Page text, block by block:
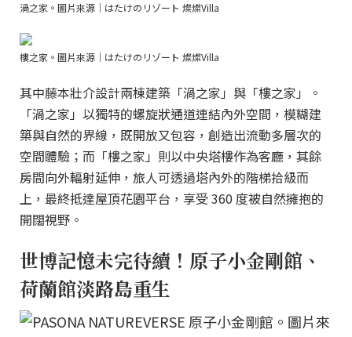
渦之家。圖片來源｜はたけのリゾート 燦燦Villa
樓之家。圖片來源｜はたけのリゾート 燦燦Villa
其中藤本壯介設計兩棟建築「渦之家」與「樓之家」。
「渦之家」以獨特的螺旋狀通道連結內外空間，模糊建
築與自然的界線，既開放又包容，創造出流動多層次的
空間體驗；而「樓之家」則以中央塔樓作為客廳，其餘
房間向外輻射延伸，旅人可透過塔內外的階梯拾級而
上，最終抵達屋頂花園平台，享受 360 度被自然擁抱的
開闊視野。
世博記憶未完待續！原子小金剛館、
荷蘭館淡路島重生